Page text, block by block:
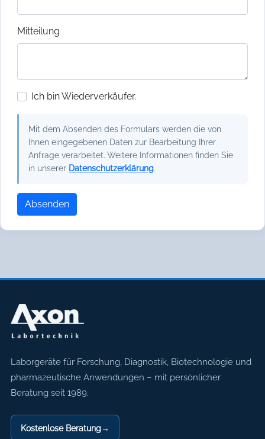
Mitteilung
Ich bin Wiederverkäufer.
Mit dem Absenden des Formulars werden die von
Ihnen eingegebenen Daten zur Bearbeitung Ihrer
Anfrage verarbeitet. Weitere Informationen finden Sie
in unserer Datenschutzerklärung.
Absenden
Axon Labortechnik
Laborgeräte für Forschung, Diagnostik, Biotechnologie und
pharmazeutische Anwendungen – mit persönlicher
Beratung seit 1989.
Kostenlose Beratung→